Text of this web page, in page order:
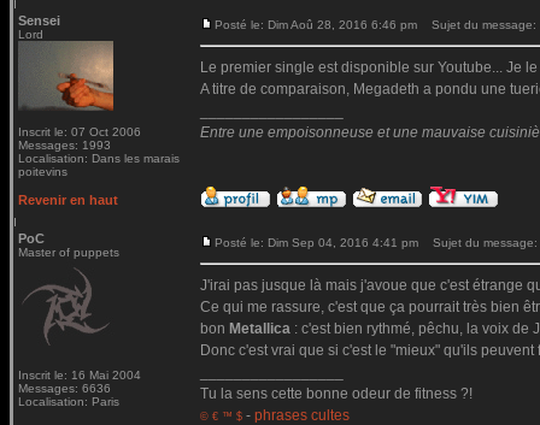
Sensei
Lord
Inscrit le: 07 Oct 2006
Messages: 1993
Localisation: Dans les marais
poitevins
Posté le: Dim Aoû 28, 2016 6:46 pm Sujet du message:
Le premier single est disponible sur Youtube... Je
A titre de comparaison, Megadeth a pondu une
Entre une empoisonneuse et une mauvaise
Revenir en haut
PoC
Master of puppets
Inscrit le: 16 Mai 2004
Messages: 6636
Localisation: Paris
Posté le: Dim Sep 04, 2016 4:41 pm Sujet du message:
J'irai pas jusque là mais j'avoue que c'est étrange
Ce qui me rassure, c'est que ça pourrait très bien
bon Metallica : c'est bien rythmé, pêchu, la voix de
Donc c'est vrai que si c'est le "mieux" qu'ils
Tu la sens cette bonne odeur de fitness ?!
© € ™ $ - phrases cultes